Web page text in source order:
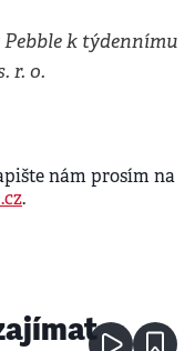
k týdennímu
r. o.
nám prosím na
.